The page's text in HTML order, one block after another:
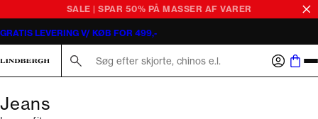
SALE | SPAR 50% PÅ MASSER AF VARER
GRATIS LEVERING V/ KØB FOR 499,-
Jeans